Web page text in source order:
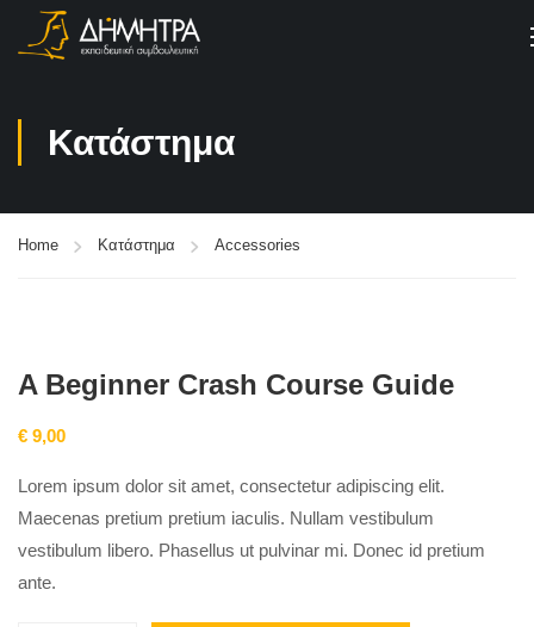
Κατάστημα
Home Κατάστημα Accessories
A Beginner Crash Course Guide
€ 9,00
Lorem ipsum dolor sit amet, consectetur adipiscing elit.
Maecenas pretium pretium iaculis. Nullam vestibulum
vestibulum libero. Phasellus ut pulvinar mi. Donec id pretium
ante.